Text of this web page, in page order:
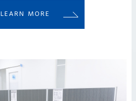
LEARN MORE